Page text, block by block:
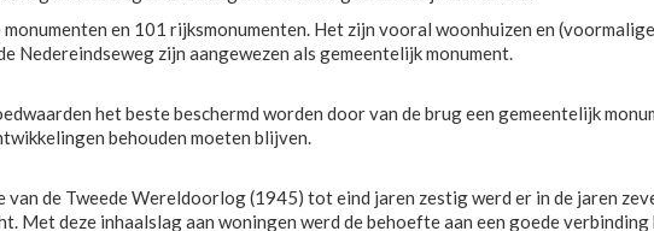
en 101 rijksmonumenten. Het zijn vooral woonhuizen en
Nedereindseweg zijn aangewezen als gemeentelijk monument.
het beste beschermd worden door van de brug een gemeentelijk
behouden moeten blijven.
de Tweede Wereldoorlog (1945) tot eind jaren zestig werd er in de jaren
Met deze inhaalslag aan woningen werd de behoefte aan een goede